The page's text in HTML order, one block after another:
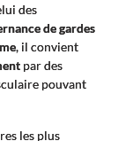
des
de gardes
, il convient
par des
pouvant
les plus